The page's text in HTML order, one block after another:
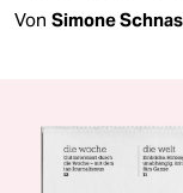
Von Simone